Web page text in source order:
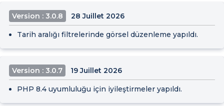
Version : 3.0.8 28 Juillet 2026
Tarih aralığı filtrelerinde görsel düzenleme yapıldı.
Version : 3.0.7 19 Juillet 2026
PHP 8.4 uyumluluğu için iyileştirmeler yapıldı.